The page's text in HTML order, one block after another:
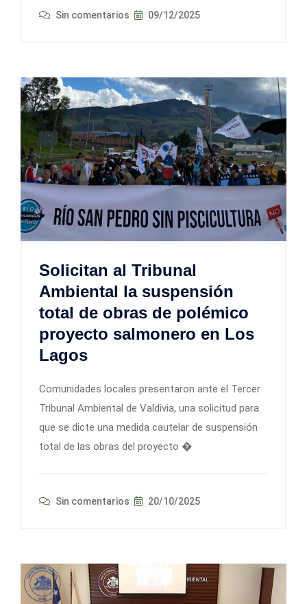
Sin comentarios 09/12/2025
Solicitan al Tribunal
Ambiental la suspensión
total de obras de polémico
proyecto salmonero en Los
Lagos
Comunidades locales presentaron ante el Tercer
Tribunal Ambiental de Valdivia, una solicitud para
que se dicte una medida cautelar de suspensión
total de las obras del proyecto �
Sin comentarios 20/10/2025